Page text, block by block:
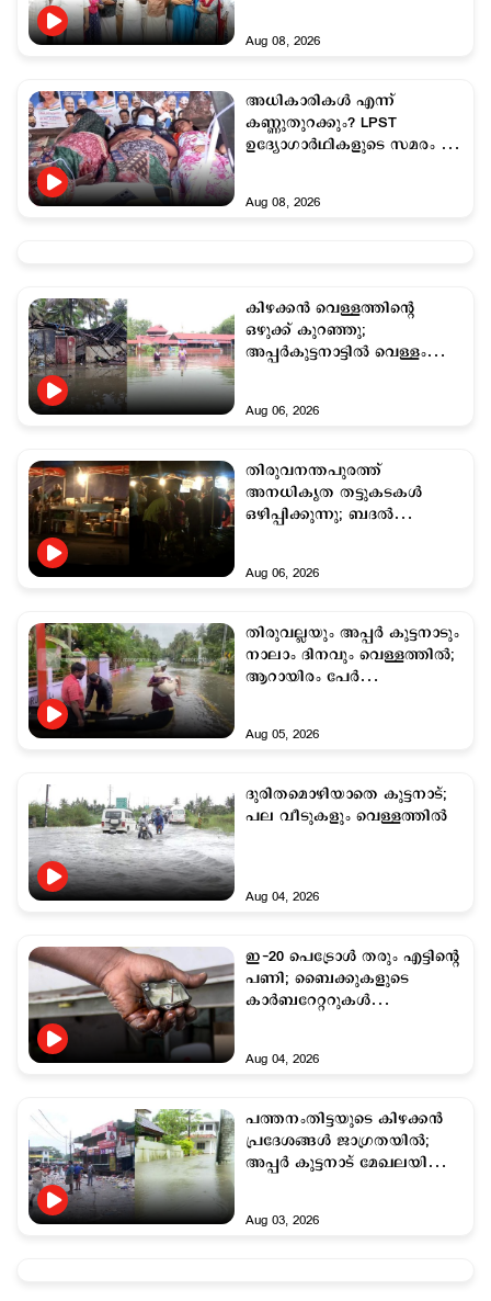
Aug 08, 2026
അധികാരികള്‍ എന്ന്
കണ്ണുതുറക്കും? LPST
ഉദ്യോഗാര്‍ഥികളുടെ സമരം 34
Aug 08, 2026
കിഴക്കന്‍ വെള്ളത്തിന്‍റെ
ഒഴുക്ക് കുറഞ്ഞു;
അപ്പര്‍കുട്ടനാട്ടില്‍ വെള്ളം
Aug 06, 2026
തിരുവനന്തപുരത്ത്
അനധികൃത തട്ടുകടകള്‍
ഒഴിപ്പിക്കുന്നു; ബദല്‍
Aug 06, 2026
തിരുവല്ലയും അപ്പർ കുട്ടനാടും
നാലാം ദിനവും വെള്ളത്തിൽ;
ആറായിരം പേര്‍
Aug 05, 2026
ദുരിതമൊഴിയാതെ കുട്ടനാട്;
പല വീടുകളും വെള്ളത്തില്‍
Aug 04, 2026
ഇ-20 പെട്രോള്‍ തരും എട്ടിന്‍റെ
പണി; ബൈക്കുകളുടെ
കാര്‍ബറേറ്ററുകള്‍
Aug 04, 2026
പത്തനംതിട്ടയുടെ കിഴക്കന്‍
പ്രദേശങ്ങള്‍ ജാഗ്രതയില്‍;
അപ്പർ കുട്ടനാട് മേഖലയില്‍
Aug 03, 2026